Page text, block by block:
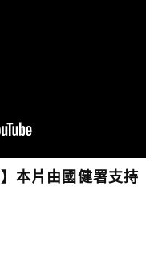
本片由國健署支持